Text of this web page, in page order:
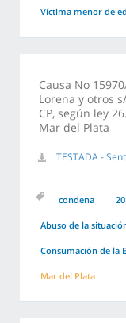
Víctima menor de
Causa No
Lorena y otros
CP, según ley
Mar del Plata
TESTADA -
condena
Abuso de la
Consumación de la
Mar del Plata